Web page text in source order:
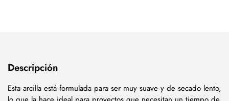
Descripción
Esta arcilla está formulada para ser muy suave y de secado lento,